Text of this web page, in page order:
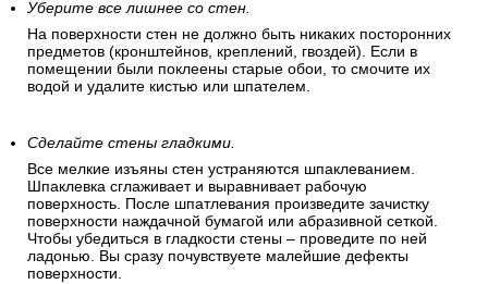
Уберите все лишнее со стен.
На поверхности стен не должно быть никаких посторонних
предметов (кронштейнов, креплений, гвоздей). Если в
помещении были поклеены старые обои, то смочите их
водой и удалите кистью или шпателем.
Сделайте стены гладкими.
Все мелкие изъяны стен устраняются шпаклеванием.
Шпаклевка сглаживает и выравнивает рабочую
поверхность. После шпатлевания произведите зачистку
поверхности наждачной бумагой или абразивной сеткой.
Чтобы убедиться в гладкости стены – проведите по ней
ладонью. Вы сразу почувствуете малейшие дефекты
поверхности.